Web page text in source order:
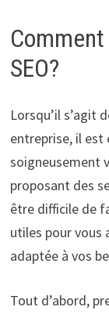
SEO?
Lorsqu’il s’agit
entreprise, il est
soigneusement
proposant des
être difficile de
utiles pour vous
adaptée à vos
Tout d’abord,